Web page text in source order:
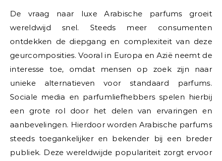
De vraag naar luxe Arabische parfums groeit
wereldwijd snel. Steeds meer consumenten
ontdekken de diepgang en complexiteit van deze
geurcomposities. Vooral in Europa en Azië neemt de
interesse toe, omdat mensen op zoek zijn naar
unieke alternatieven voor standaard parfums.
Sociale media en parfumliefhebbers spelen hierbij
een grote rol door het delen van ervaringen en
aanbevelingen. Hierdoor worden Arabische parfums
steeds toegankelijker en bekender bij een breder
publiek. Deze wereldwijde populariteit zorgt ervoor